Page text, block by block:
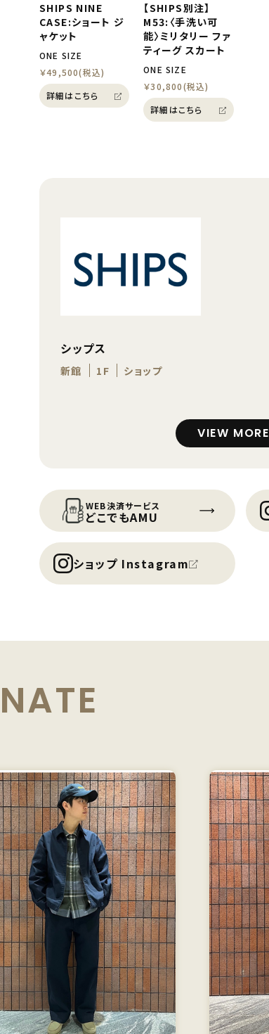
SHIPS NINE
CASE:ショート ジ
ャケット
ONE SIZE
￥49,500(税込)
詳細はこちら
【SHIPS別注】
M53:〈手洗い可
能〉ミリタリー ファ
ティーグ スカート
ONE SIZE
￥30,800(税込)
詳細はこちら
シップス
新館 1F ショップ
VIEW MORE
WEB決済サービス
どこでもAMU
ショップ Instagram